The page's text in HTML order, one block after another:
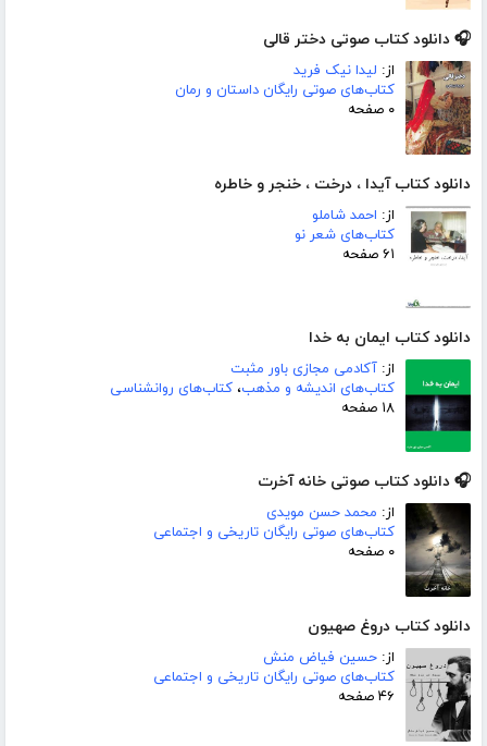
🎧 دانلود کتاب صوتی دختر قالی
از: لیدا نیک فرید
کتاب‌های صوتی رایگان داستان و رمان
۰ صفحه
دانلود کتاب آیدا ، درخت ، خنجر و خاطره
از: احمد شاملو
کتاب‌های شعر نو
۶۱ صفحه
دانلود کتاب ایمان به خدا
از: آکادمی مجازی باور مثبت
کتاب‌های اندیشه و مذهب، کتاب‌های روانشناسی
۱۸ صفحه
🎧 دانلود کتاب صوتی خانه آخرت
از: محمد حسن مویدی
کتاب‌های صوتی رایگان تاریخی و اجتماعی
۰ صفحه
دانلود کتاب دروغ صهیون
از: حسین فیاض منش
کتاب‌های صوتی رایگان تاریخی و اجتماعی
۴۶ صفحه